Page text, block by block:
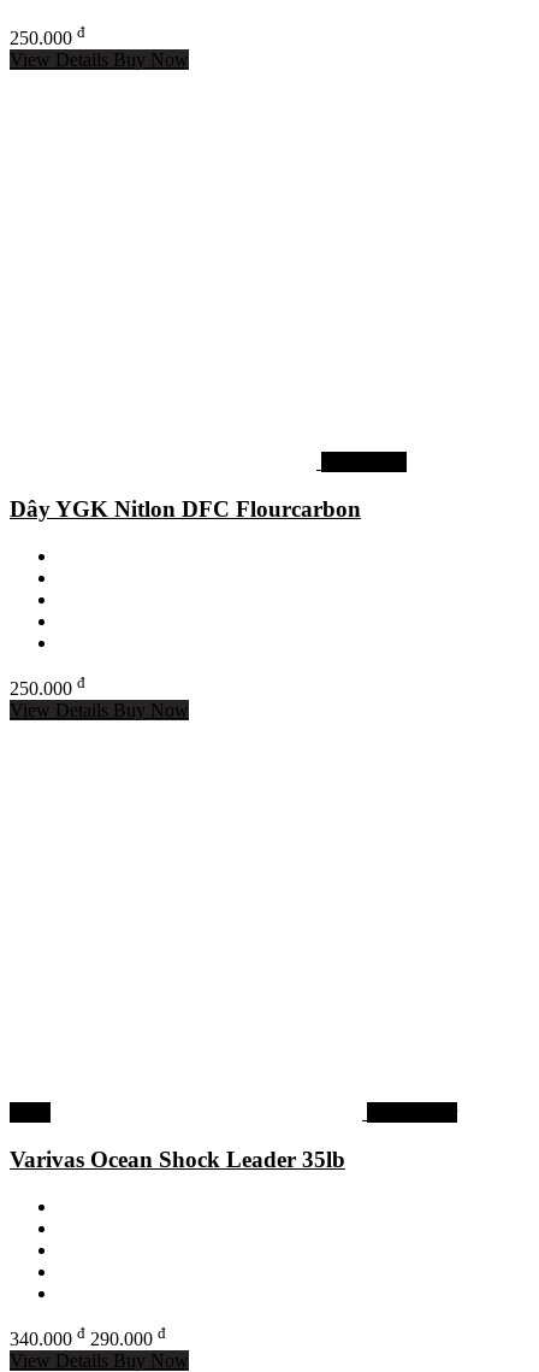
250.000 đ
View Details Buy Now
Dây YGK Nitlon DFC Flourcarbon
250.000 đ
View Details Buy Now
Varivas Ocean Shock Leader 35lb
340.000 đ 290.000 đ
View Details Buy Now